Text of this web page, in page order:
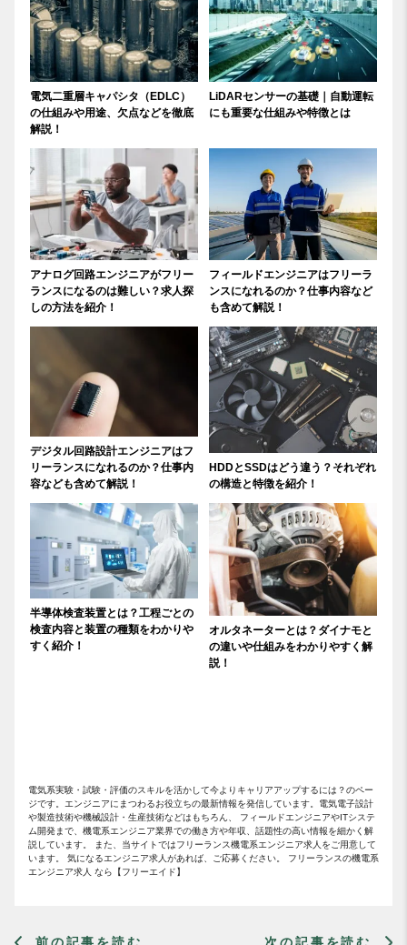
電気二重層キャパシタ（EDLC）
の仕組みや用途、欠点などを徹底
解説！
LiDARセンサーの基礎｜自動運転
にも重要な仕組みや特徴とは
アナログ回路エンジニアがフリー
ランスになるのは難しい？求人探
しの方法を紹介！
フィールドエンジニアはフリーラ
ンスになれるのか？仕事内容など
も含めて解説！
デジタル回路設計エンジニアはフ
リーランスになれるのか？仕事内
容なども含めて解説！
HDDとSSDはどう違う？それぞれ
の構造と特徴を紹介！
半導体検査装置とは？工程ごとの
検査内容と装置の種類をわかりや
すく紹介！
オルタネーターとは？ダイナモと
の違いや仕組みをわかりやすく解
説！
電気系実験・試験・評価のスキルを活かして今よりキャリアアップするには？のペー
ジです。エンジニアにまつわるお役立ちの最新情報を発信しています。電気電子設計
や製造技術や機械設計・生産技術などはもちろん、 フィールドエンジニアやITシステ
ム開発まで、機電系エンジニア業界での働き方や年収、話題性の高い情報を細かく解
説しています。 また、当サイトではフリーランス機電系エンジニア求人をご用意して
います。 気になるエンジニア求人があれば、ご応募ください。 フリーランスの機電系
エンジニア求人 なら【フリーエイド】
前の記事を読む 次の記事を読む